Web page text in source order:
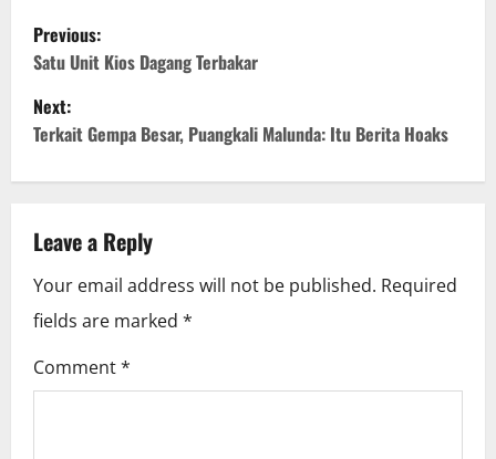
P
o
s
a
v
i
g
Previous:
Satu Unit Kios Dagang Terbakar
Next:
Terkait Gempa Besar, Puangkali Malunda: Itu Berita Hoaks
Leave a Reply
Your email address will not be published. Required
fields are marked *
Comment*